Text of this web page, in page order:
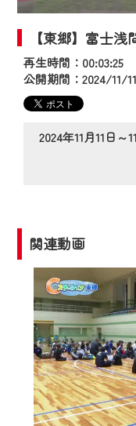
【東郷】富士浅
再生時間：
公開期間：2024/11/
2024年11月11日～
関連動画
動画配信サー
年9月24日から
【変更点】
◆デザイン変
の動画コンテン
◆当社アプリ
でも・どこで
2024年9月24
ビス向上のた
『CCNet Web
一部コンテン
CCNetサービ
ページ※』へ
す。
何卒、ご理解
いたします。